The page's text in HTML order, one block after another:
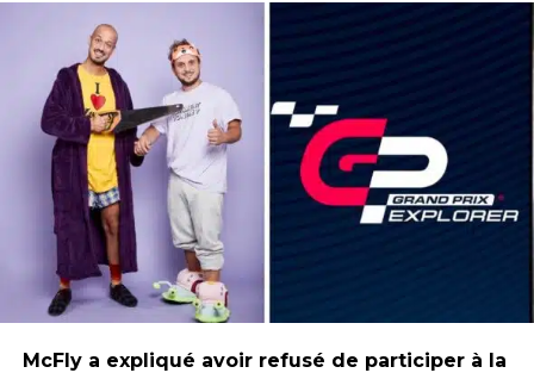
McFly a expliqué avoir refusé de participer à la